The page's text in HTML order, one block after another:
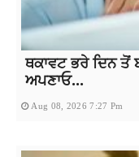
ਥਕਾਵਟ ਭਰੇ ਦਿਨ ਤੋਂ
ਅਪਣਾਓ...
Aug 08, 2026 7:27 Pm